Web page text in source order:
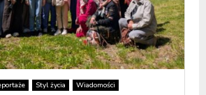
Styl życia Wiadomości